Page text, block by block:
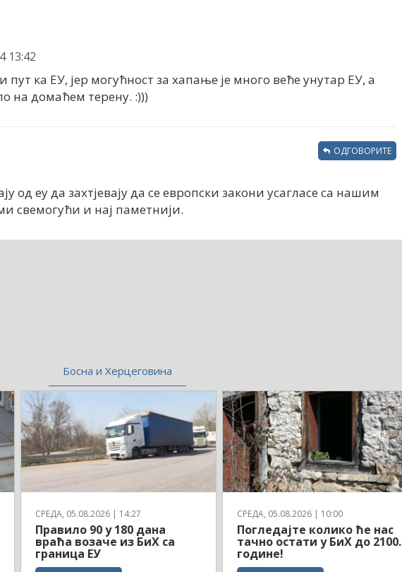
13:42
пут ка ЕУ, јер могућност за хапање је много веће унутар ЕУ, а
на домаћем терену. :)))
од еу да захтјевају да се европски закони усагласе са нашим
свемогући и нај паметнији.
ОДГОВОРИТЕ
Босна и Херцеговина
СРЕДА, 05.08.2026 | 14:27
Правило 90 у 180 дана
враћа возаче из БиХ са
граница ЕУ
СРЕДА, 05.08.2026 | 10:00
Погледајте колико ће нас
тачно остати у БиХ до 2100.
године!